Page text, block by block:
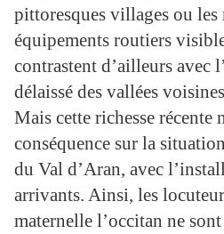
pittoresques villages ou les
équipements routiers
contrastent d’ailleurs avec
délaissé des vallées
Mais cette richesse récente
conséquence sur la
du Val d’Aran, avec
arrivants. Ainsi, les
maternelle l’occitan ne